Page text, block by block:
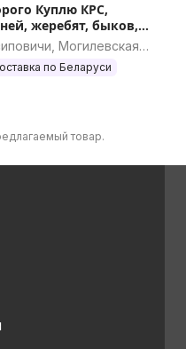
Куплю КРС,
жеребят, быков,
Могилевская
по Беларуси
товар.